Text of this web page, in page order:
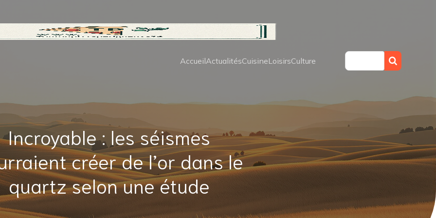
AccueilActualitésCuisineLoisirsCulture
Incroyable : les séismes
créer de l’or dans le
quartz selon une étude